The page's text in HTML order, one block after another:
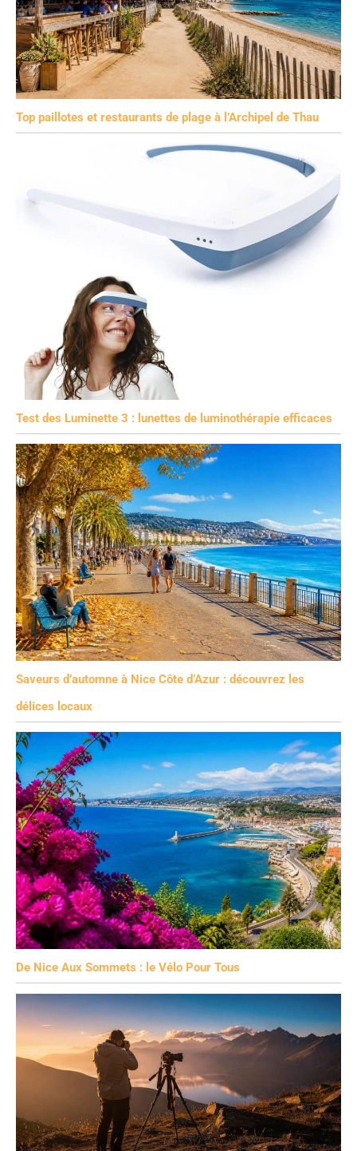
Top paillotes et restaurants de plage à l’Archipel de Thau
Test des Luminette 3 : lunettes de luminothérapie efficaces
Saveurs d’automne à Nice Côte d’Azur : découvrez les
délices locaux
De Nice Aux Sommets : le Vélo Pour Tous